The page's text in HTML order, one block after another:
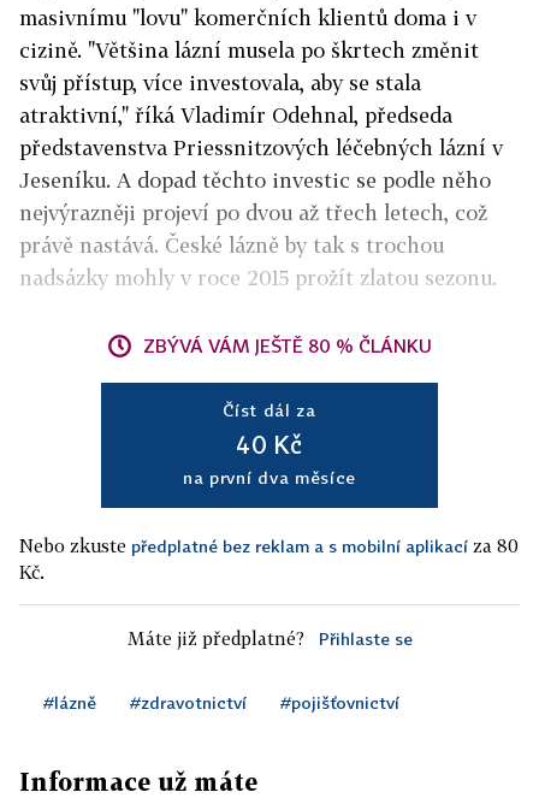
masivnímu "lovu" komerčních klientů doma i v
cizině. "Většina lázní musela po škrtech změnit
svůj přístup, více investovala, aby se stala
atraktivní," říká Vladimír Odehnal, předseda
představenstva Priessnitzových léčebných lázní v
Jeseníku. A dopad těchto investic se podle něho
nejvýrazněji projeví po dvou až třech letech, což
právě nastává. České lázně by tak s trochou
nadsázky mohly v roce 2015 prožít zlatou sezonu.
ZBÝVÁ VÁM JEŠTĚ 80 % ČLÁNKU
Číst dál za
40 Kč
na první dva měsíce
Nebo zkuste předplatné bez reklam a s mobilní aplikací za 80
Kč.
Máte již předplatné? Přihlaste se
#lázně #zdravotnictví #pojišťovnictví
Informace už máte